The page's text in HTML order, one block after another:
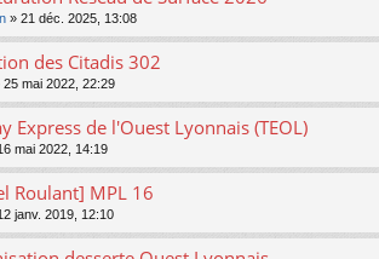
» 21 déc. 2025, 13:08
des Citadis 302
25 mai 2022, 22:29
Express de l'Ouest Lyonnais (TEOL)
mai 2022, 14:19
Roulant] MPL 16
janv. 2019, 12:10